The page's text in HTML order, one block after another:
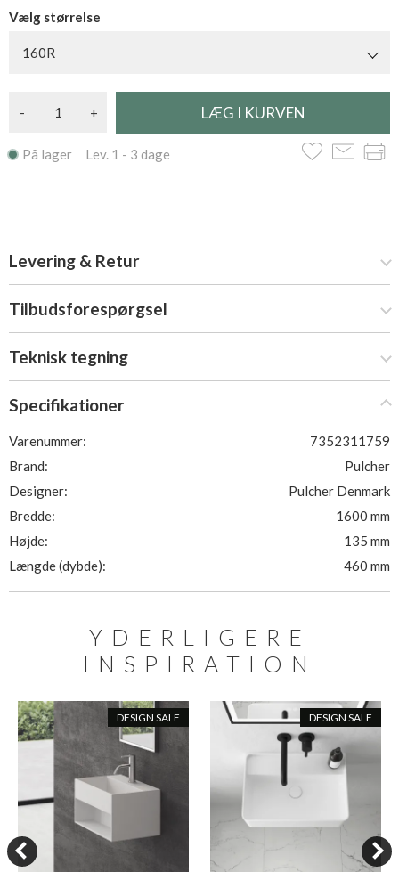
Vælg størrelse
160R
- +
På lager Lev. 1 - 3 dage
Levering & Retur
Tilbudsforespørgsel
Teknisk tegning
Specifikationer
Varenummer:
7352311759
Brand:
Pulcher
Designer:
Pulcher Denmark
Bredde:
1600 mm
Højde:
135 mm
Længde (dybde):
460 mm
YDERLIGERE
INSPIRATION
DESIGN SALE DESIGN SALE